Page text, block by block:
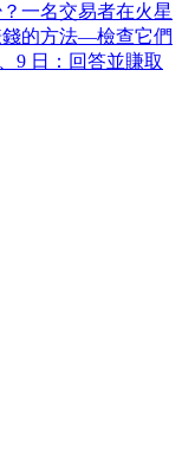
一名交易者在火星
的方法—檢查它們
9 日：回答並賺取